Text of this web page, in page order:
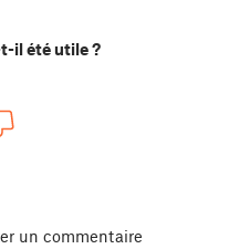
il été utile ?
un commentaire